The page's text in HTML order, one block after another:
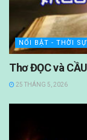
NỔI BẬT - THỜI SỰ
Thơ ĐỌC và
25 THÁNG 5, 2026